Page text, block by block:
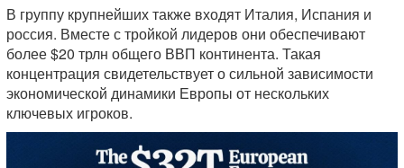
В группу крупнейших также входят Италия, Испания и
россия. Вместе с тройкой лидеров они обеспечивают
более $20 трлн общего ВВП континента. Такая
концентрация свидетельствует о сильной зависимости
экономической динамики Европы от нескольких
ключевых игроков.